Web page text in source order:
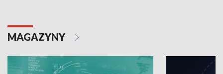
MAGAZYNY